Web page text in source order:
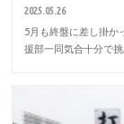
2025.05.26
5月も終盤に差し掛か
援部一同気合十分で